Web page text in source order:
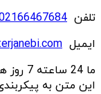
تلفن
ایمیل
ما 24
این متن به